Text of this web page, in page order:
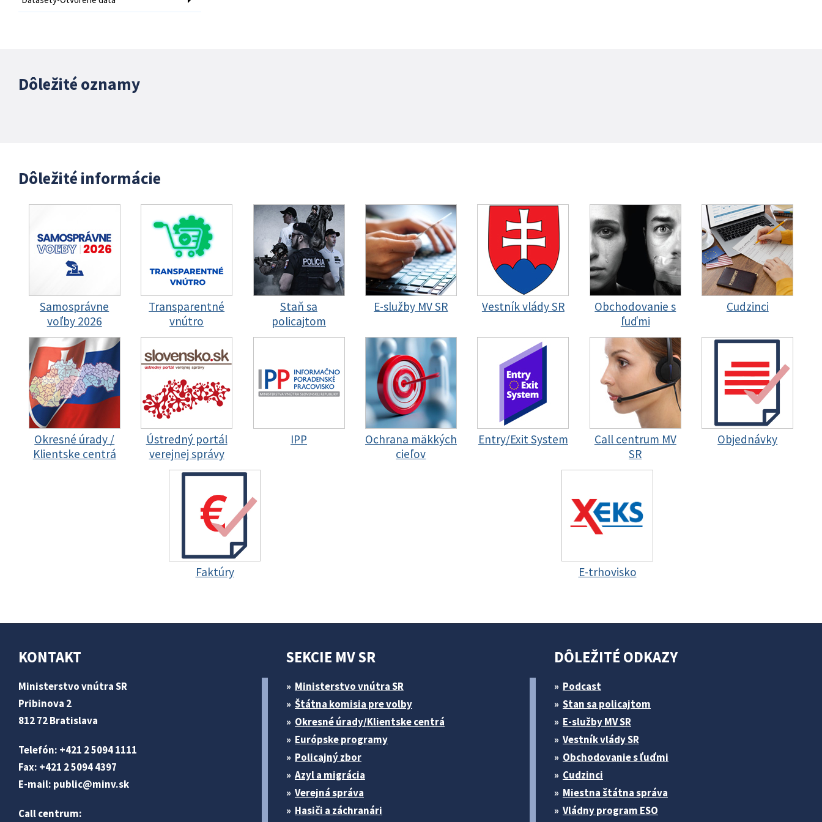
Dôležité oznamy
Dôležité informácie
Samosprávne
voľby 2026
Transparentné
vnútro
Staň sa
policajtom
E-služby MV SR Vestník vlády SR
Obchodovanie s
ľuďmi
Cudzinci
Okresné úrady /
Klientske centrá
Ústredný portál
verejnej správy
IPP
Ochrana mäkkých
cieľov
Entry/Exit System
Call centrum MV
SR
Objednávky
Faktúry E-trhovisko
KONTAKT
Ministerstvo vnútra SR
Pribinova 2
812 72 Bratislava
Telefón: +421 2 5094 1111
Fax: +421 2 5094 4397
E-mail: public@minv.sk
Call centrum:
SEKCIE MV SR
Ministerstvo vnútra SR
Štátna komisia pre volby
Okresné úrady/Klientske centrá
Európske programy
Policajný zbor
Azyl a migrácia
Verejná správa
Hasiči a záchranári
DÔLEŽITÉ ODKAZY
Podcast
Stan sa policajtom
E-služby MV SR
Vestník vlády SR
Obchodovanie s ľuďmi
Cudzinci
Miestna štátna správa
Vládny program ESO